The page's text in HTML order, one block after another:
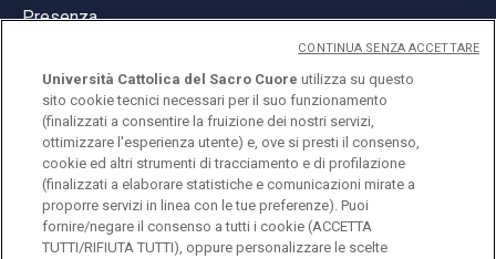
Presenza
© Università Cattolica del Sacro Cuore
Largo A. Gemelli 1, 20123 Milano
PI 02133120150
Università Cattolica del Sacro Cuore utilizza su questo
sito cookie tecnici necessari per il suo funzionamento
(finalizzati a consentire la fruizione dei nostri servizi,
ottimizzare l'esperienza utente) e, ove si presti il consenso,
cookie ed altri strumenti di tracciamento e di profilazione
(finalizzati a elaborare statistiche e comunicazioni mirate a
proporre servizi in linea con le tue preferenze). Puoi
fornire/negare il consenso a tutti i cookie (ACCETTA
TUTTI/RIFIUTA TUTTI), oppure personalizzare le scelte
CONTINUA SENZA ACCETTARE